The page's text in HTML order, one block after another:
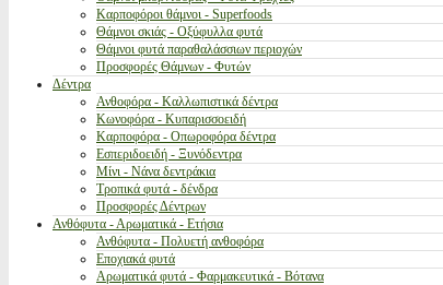
Καρποφόροι θάμνοι - Superfoods
Θάμνοι σκιάς - Οξύφυλλα φυτά
Θάμνοι φυτά παραθαλάσσιων περιοχών
Προσφορές Θάμνων - Φυτών
Δέντρα
Ανθοφόρα - Καλλωπιστικά δέντρα
Κωνοφόρα - Κυπαρισσοειδή
Καρποφόρα - Οπωροφόρα δέντρα
Εσπεριδοειδή - Ξυνόδεντρα
Μίνι - Νάνα δεντράκια
Τροπικά φυτά - δένδρα
Προσφορές Δέντρων
Ανθόφυτα - Αρωματικά - Ετήσια
Ανθόφυτα - Πολυετή ανθοφόρα
Εποχιακά φυτά
Αρωματικά φυτά - Φαρμακευτικά - Βότανα